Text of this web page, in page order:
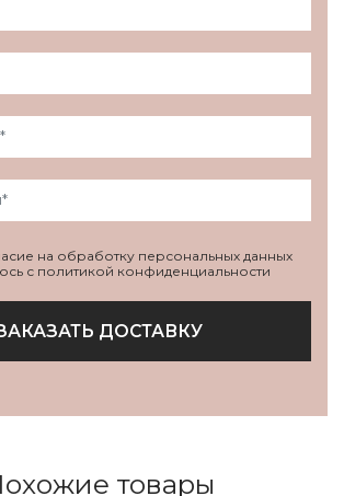
на обработку персональных данных
с политикой конфиденциальности
ДОСТАВКУ
товары